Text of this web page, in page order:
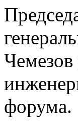
форума.